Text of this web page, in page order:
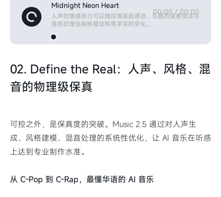
Midnight Neon Heart
人声的情感张力可以随段落逐级递进，乐器的演奏技法与
音色纹理也能根据结构需求实时变化。
00:00/00:00
02. Define the Real：人声、风格、混
音的物理级保真
可控之外，是保真度的突破。Music 2.5 通过对人声生
成、风格建模、混音处理的系统性优化，让 AI 音乐在听感
上达到专业制作水准。
从 C-Pop 到 C-Rap，最懂华语的 AI 音乐